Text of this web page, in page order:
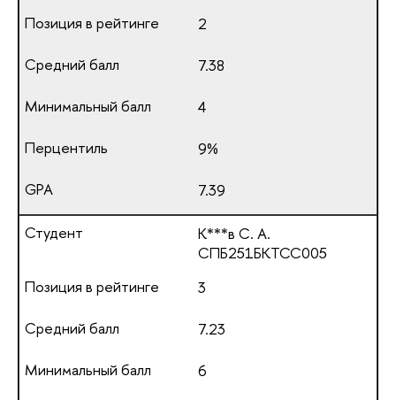
2
7.38
4
9%
7.39
К***в С. А.
СПБ251БКТСС005
3
7.23
6